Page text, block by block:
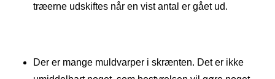
træerne udskiftes når en vist antal er gået ud.
Der er mange muldvarper i skrænten. Det er ikke